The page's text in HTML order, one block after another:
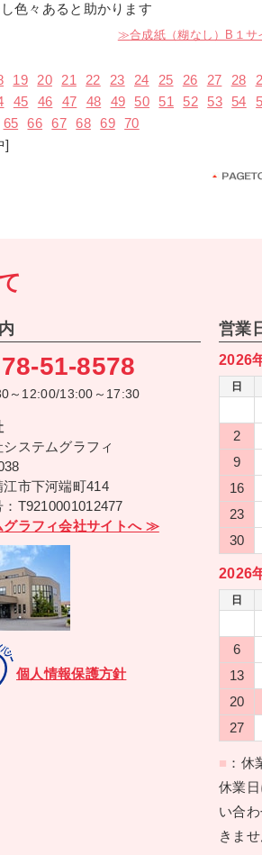
色々あると助かります
合成紙（糊なし）B１サ
19 20 21 22 23 24 25 26 27 28
45 46 47 48 49 50 51 52 53 54
65 66 67 68 69
70
]
51-8578
～12:00/13:00～17:30
ステムグラフィ
江市下河端町414
T9210001012477
グラフィ会社サイトへ ≫
個人情報保護方針
営業
2026
日
2
9
16
23
30
2026
日
6
13
20
27
■ ：休
休業
い合
きま